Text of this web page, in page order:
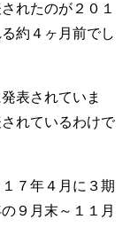
れたのが２０１
約４ヶ月前でし
表されていま
れているわけで
７年４月に３期
９月末～１１月